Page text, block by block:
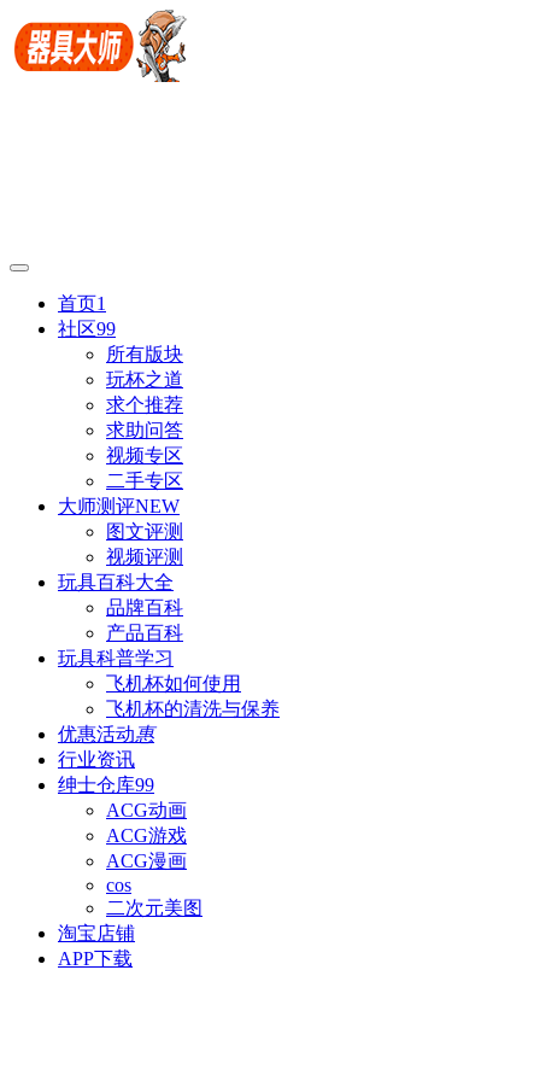
首页1
社区99
所有版块
玩杯之道
求个推荐
求助问答
视频专区
二手专区
大师测评NEW
图文评测
视频评测
玩具百科大全
品牌百科
产品百科
玩具科普学习
飞机杯如何使用
飞机杯的清洗与保养
优惠活动惠
行业资讯
绅士仓库99
ACG动画
ACG游戏
ACG漫画
cos
二次元美图
淘宝店铺
APP下载